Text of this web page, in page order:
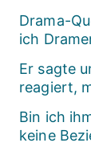
Drama-
ich
Er sagte
reagiert,
Bin ich
keine